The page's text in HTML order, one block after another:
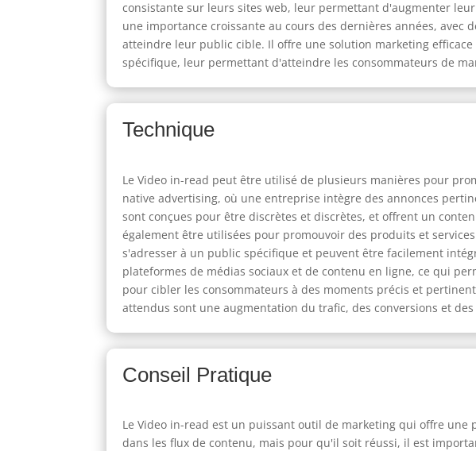
consistante sur leurs sites web, leur permettant d'augmenter
une importance croissante au cours des dernières années,
atteindre leur public cible. Il offre une solution marketing
spécifique, leur permettant d'atteindre les consommateurs de
Technique
Le Video in-read peut être utilisé de plusieurs manières pour
native advertising, où une entreprise intègre des annonces
sont conçues pour être discrètes et discrètes, et offrent un
également être utilisées pour promouvoir des produits et
s'adresser à un public spécifique et peuvent être facilement
plateformes de médias sociaux et de contenu en ligne, ce qui
pour cibler les consommateurs à des moments précis et
attendus sont une augmentation du trafic, des conversions et
Conseil Pratique
Le Video in-read est un puissant outil de marketing qui offre
dans les flux de contenu, mais pour qu'il soit réussi, il est